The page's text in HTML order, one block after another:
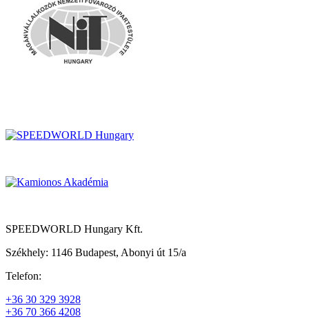
SPEEDWORLD Hungary Kft.
Székhely: 1146 Budapest, Abonyi út 15/a
Telefon:
+36 30 329 3928
+36 70 366 4208